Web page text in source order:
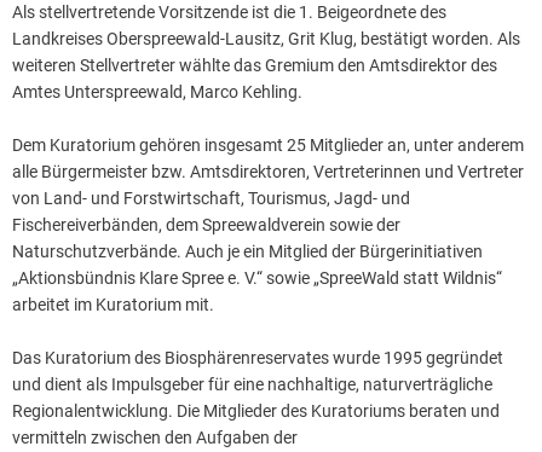
Als stellvertretende Vorsitzende ist die 1. Beigeordnete des
Landkreises Oberspreewald-Lausitz, Grit Klug, bestätigt worden. Als
weiteren Stellvertreter wählte das Gremium den Amtsdirektor des
Amtes Unterspreewald, Marco Kehling.
Dem Kuratorium gehören insgesamt 25 Mitglieder an, unter anderem
alle Bürgermeister bzw. Amtsdirektoren, Vertreterinnen und Vertreter
von Land- und Forstwirtschaft, Tourismus, Jagd- und
Fischereiverbänden, dem Spreewaldverein sowie der
Naturschutzverbände. Auch je ein Mitglied der Bürgerinitiativen
„Aktionsbündnis Klare Spree e. V.“ sowie „SpreeWald statt Wildnis“
arbeitet im Kuratorium mit.
Das Kuratorium des Biosphärenreservates wurde 1995 gegründet
und dient als Impulsgeber für eine nachhaltige, naturverträgliche
Regionalentwicklung. Die Mitglieder des Kuratoriums beraten und
vermitteln zwischen den Aufgaben der